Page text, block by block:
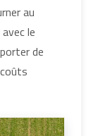
au
le
de